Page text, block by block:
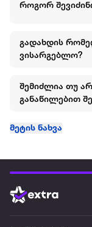
როგორ
გადახდის
ვისარგებლო?
შემიძლია თუ
განაწილებით
მეტის ნახვა